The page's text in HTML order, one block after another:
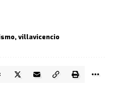
,villavicencio